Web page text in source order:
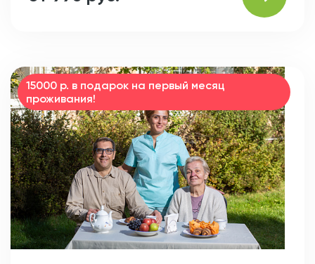
15000 р. в подарок на первый месяц
проживания!